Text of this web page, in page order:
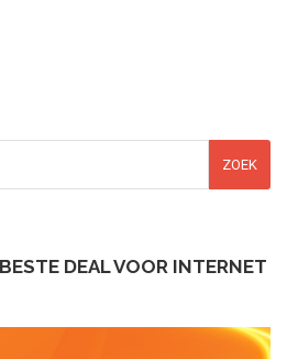
ZOEK
DEAL VOOR INTERNET